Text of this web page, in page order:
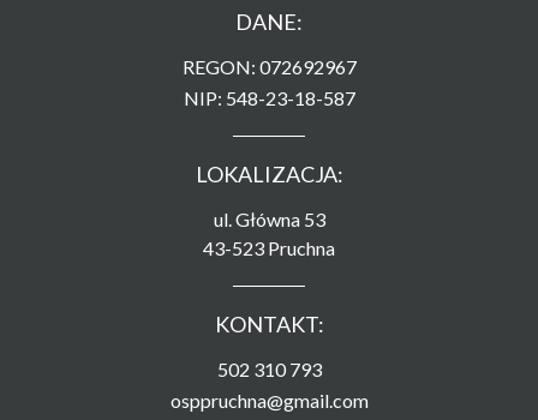
DANE:
REGON: 072692967
NIP: 548-23-18-587
LOKALIZACJA:
ul. Główna 53
43-523 Pruchna
KONTAKT:
502 310 793
osppruchna@gmail.com